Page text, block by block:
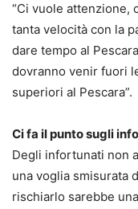
“Ci vuole attenzione,
tanta velocità con la
dare tempo al
dovranno venir fuori
superiori al Pescara”.
Ci fa il punto sugli
Degli infortunati non
una voglia smisurata
rischiarlo sarebbe